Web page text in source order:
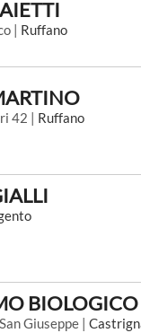
| Ruffano
42 | Ruffano
BIOLOGICO
Giuseppe |